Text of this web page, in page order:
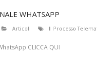
WHATSAPP
Articoli Il Processo
CLICCA QUI